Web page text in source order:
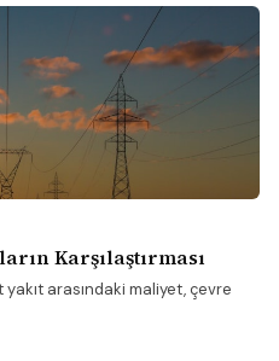
Karşılaştırması
arasındaki maliyet, çevre